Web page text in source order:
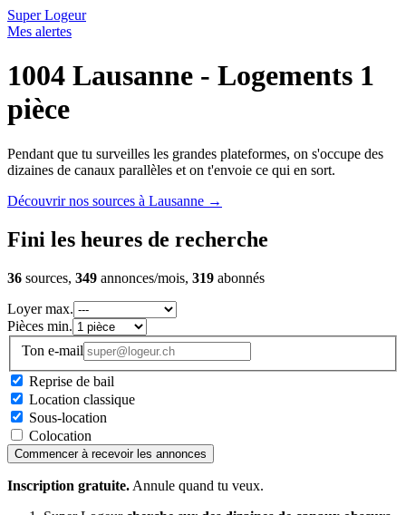
Super Logeur
Mes alertes
1004 Lausanne - Logements 1
pièce
Pendant que tu surveilles les grandes plateformes, on s'occupe des
dizaines de canaux parallèles et on t'envoie ce qui en sort.
Découvrir nos sources à Lausanne →
Fini les heures de recherche
36 sources, 349 annonces/mois, 319 abonnés
Loyer max.
Pièces min.
Ton e-mail
Reprise de bail
Location classique
Sous-location
Colocation
Commencer à recevoir les annonces
Inscription gratuite. Annule quand tu veux.